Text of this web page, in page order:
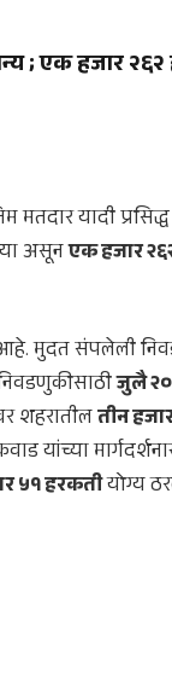
;एक हजार
मतदार यादी
असूनएक हजार
मुदत संपलेली
जुलै
शहरातीलतीन
यांच्या
५१ हरकतीयोग्य